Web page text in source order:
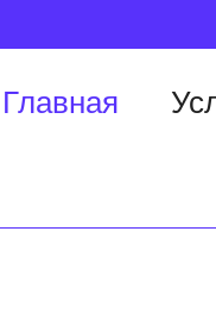
Главная